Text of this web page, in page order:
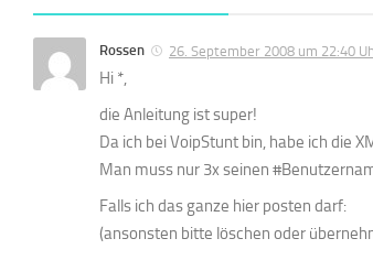
Rossen 26. September 2008 um 22:40
Hi *,
die Anleitung ist super!
Da ich bei VoipStunt bin, habe ich die
Man muss nur 3x seinen
Falls ich das ganze hier posten darf:
(ansonsten bitte löschen oder